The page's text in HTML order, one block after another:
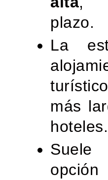
plazo.
La
más
hoteles.